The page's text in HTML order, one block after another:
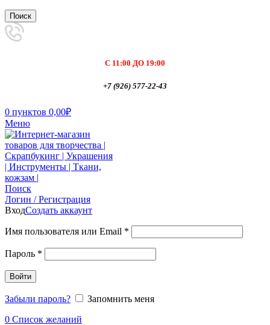
Поиск
С 11:00 ДО 19:00
+7 (926) 577-22-43
0 пунктов 0,00₽
Меню
Поиск
Логин / Регистрация
ВходСоздать аккаунт
Имя пользователя или Email *
Пароль *
Войти
Забыли пароль?
Запомнить меня
0 Список желаний